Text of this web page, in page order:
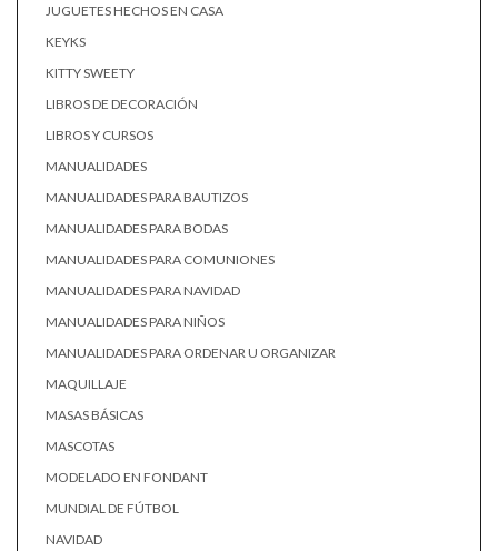
JUGUETES HECHOS EN CASA
KEYKS
KITTY SWEETY
LIBROS DE DECORACIÓN
LIBROS Y CURSOS
MANUALIDADES
MANUALIDADES PARA BAUTIZOS
MANUALIDADES PARA BODAS
MANUALIDADES PARA COMUNIONES
MANUALIDADES PARA NAVIDAD
MANUALIDADES PARA NIÑOS
MANUALIDADES PARA ORDENAR U ORGANIZAR
MAQUILLAJE
MASAS BÁSICAS
MASCOTAS
MODELADO EN FONDANT
MUNDIAL DE FÚTBOL
NAVIDAD